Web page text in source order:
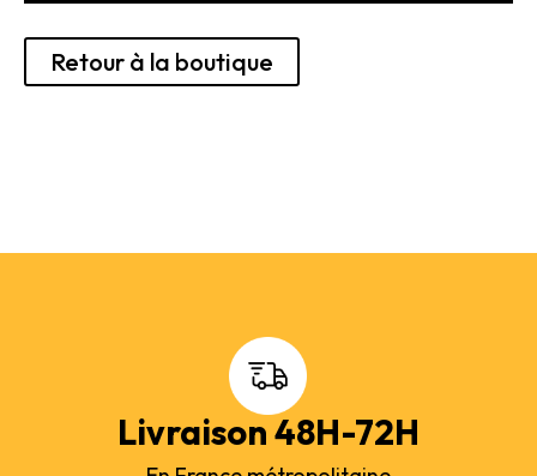
Rechercher des produits...
Mon panier0
0,00€
Maquette par marque
Retour à la boutique
Livraison 48H-72H